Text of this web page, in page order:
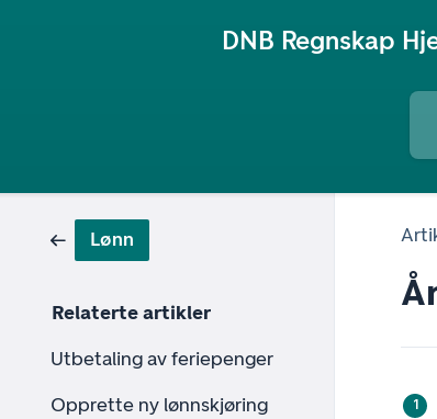
DNB Regnskap
Lønn
Relaterte artikler
Utbetaling av feriepenger
Opprette ny lønnskjøring